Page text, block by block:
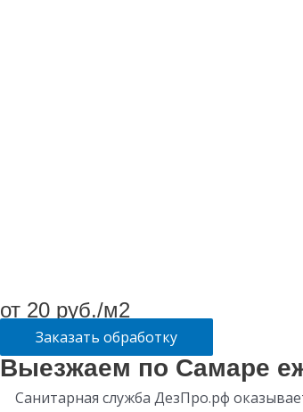
от 20 руб./м2
Заказать обработку
Выезжаем по Самаре
Санитарная служба ДезПро.рф